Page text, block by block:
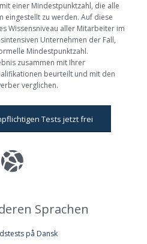
einer Mindestpunktzahl, die alle
eingestellt zu werden. Auf diese
Wissensniveau aller Mitarbeiter im
Unternehmen der Fall,
Mindestpunktzahl.
zusammen mit Ihrer
beurteilt und mit den
verglichen.
Tests jetzt frei
Sprachen
på Dansk